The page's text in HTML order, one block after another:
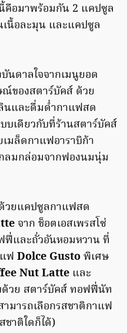
คือมาพร้อมกัน 2 แคปซูล
นื้อละมุน และแคปซูล
นดาลใจจากเมนูยอด
ของสตาร์บัคส์ ด้วย
นและดื่มด่ำกาแฟสด
เดียวกับที่ร้านสตาร์บัคส์
มล็ดกาแฟอาราบิก้า
ลมกล่อมจากฟองนมนุ่ม
วยแคปซูลกาแฟสด
จาก ช็อตเอสเพรสโซ่
และถั่วอันหอมหวาน ที่
ฟ Dolce Gustoพิเศษ
Nut Latte และ
ด้วย สตาร์บัคส์ ทอฟฟี่นัท
มารถเลือกรสชาติกาแฟ
ชาติใดก็ได้)